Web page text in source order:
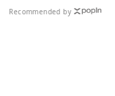
Recommended by